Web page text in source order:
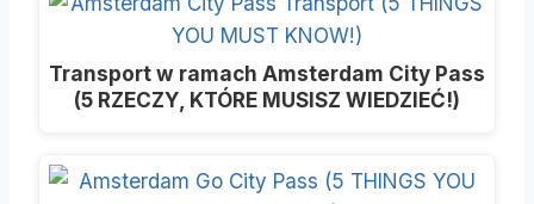
Transport w ramach Amsterdam City Pass
(5 RZECZY, KTÓRE MUSISZ WIEDZIEĆ!)